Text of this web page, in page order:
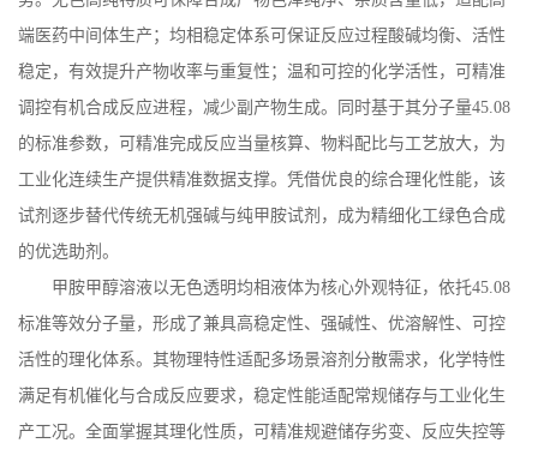
端医药中间体生产；均相稳定体系可保证反应过程酸碱均衡、活性
稳定，有效提升产物收率与重复性；温和可控的化学活性，可精准
调控有机合成反应进程，减少副产物生成。同时基于其分子量45.08
的标准参数，可精准完成反应当量核算、物料配比与工艺放大，为
工业化连续生产提供精准数据支撑。凭借优良的综合理化性能，该
试剂逐步替代传统无机强碱与纯甲胺试剂，成为精细化工绿色合成
的优选助剂。
甲胺甲醇溶液以无色透明均相液体为核心外观特征，依托45.08
标准等效分子量，形成了兼具高稳定性、强碱性、优溶解性、可控
活性的理化体系。其物理特性适配多场景溶剂分散需求，化学特性
满足有机催化与合成反应要求，稳定性能适配常规储存与工业化生
产工况。全面掌握其理化性质，可精准规避储存劣变、反应失控等